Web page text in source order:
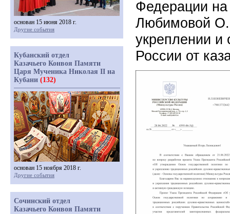
Федерации на
Любимовой
укреплении и
России от
основан 15 июня 2018 г.
Другие события
Кубанский отдел
Казачьего Конвоя Памяти
Царя Мученика Николая II на
Кубани (132)
основан 15 ноября 2018 г.
Другие события
Сочинский отдел
Казачьего Конвоя Памяти